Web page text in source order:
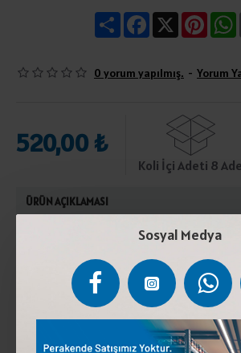
Sosyal Medya
ShareFacebook
X
0 yorum yapılmış. - Yorum
520,00 ₺
Koli İçi Adeti 8
ÜRÜN AÇIKLAMASI
Pastörize inek sütü, 2peynir mayası
tuzu. Kuru maddede en az %45 süt
6°C arasında muhafaza ediniz.Laktoz